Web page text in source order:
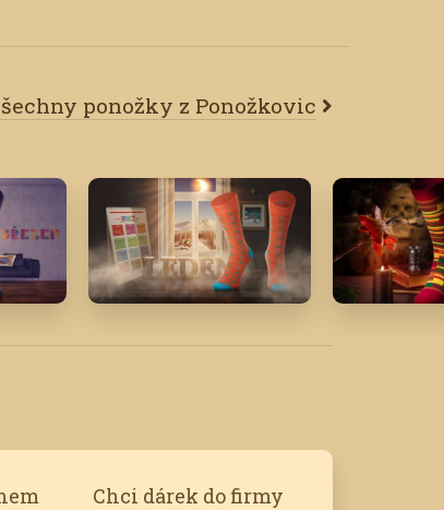
ponožky z Ponožkovic
Chci dárek do firmy